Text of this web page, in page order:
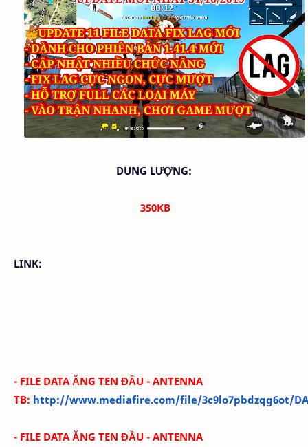
DUNG LƯỢNG:
350KB
LINK:
- FILE DATA ĂNG TEN ĐẦU - ANTENNA
TB: http://www.mediafire.com/file/3c9lo7pbdzqg6ot/
- FILE DATA ĂNG TEN ĐẦU - ANTENNA